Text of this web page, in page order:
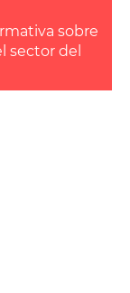
sobre
sector del